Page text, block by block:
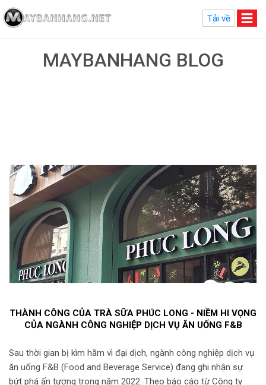
Tải về
MAYBANHANG BLOG
THÀNH CÔNG CỦA TRÀ SỮA PHÚC LONG - NIỀM HI VỌNG
CỦA NGÀNH CÔNG NGHIỆP DỊCH VỤ ĂN UỐNG F&B
Sau thời gian bị kìm hãm vì đại dịch, ngành công nghiệp dịch vụ
ăn uống F&B (Food and Beverage Service) đang ghi nhận sự
bứt phá ấn tượng trong năm 2022. Theo báo cáo từ Công ty